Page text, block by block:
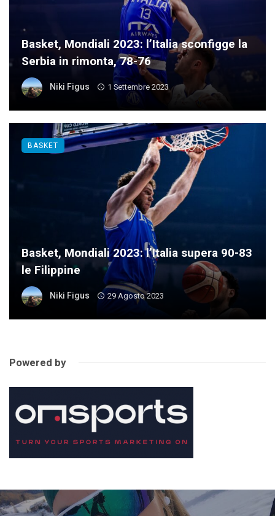
Basket, Mondiali 2023: l’Italia sconfigge la
Serbia in rimonta, 78-76
Niki Figus 1 Settembre 2023
Basket, Mondiali 2023: l’Italia supera 90-83
le Filippine
Niki Figus 29 Agosto 2023
BASKET
Powered by